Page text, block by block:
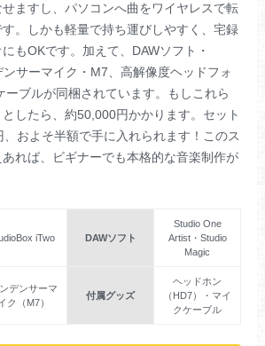
ますし、パソコンへ曲をワイヤレスで転
。しかも軽量で持ち運びしやすく、宅録
もOKです。加えて、DAWソフト・
サーマイク・M7、高解像度ヘッドフォ
ーブルが同梱されています。もしこれら
したら、約50,000円かかります。セット
およそ半額で手に入れられます！このス
れば、ビギナーでも本格的な音楽制作が
iTwo DAWソフト
Studio One
Artist・Studio
Magic
デンサーマ
ク（M7）
付属グッズ
ヘッドホン
（HD7）・マイ
クケーブル